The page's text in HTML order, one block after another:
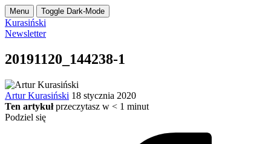
Menu Toggle Dark-Mode
Kurasiński
Newsletter
20191120_144238-1
Artur Kurasiński 18 stycznia 2020
Ten artykuł przeczytasz w < 1 minut
Podziel się